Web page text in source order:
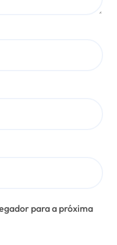
para a próxima